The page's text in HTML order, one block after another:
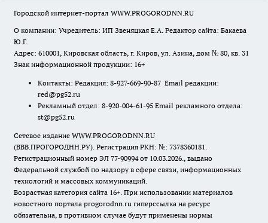
Городской интернет-портал WWW.PROGORODNN.RU
О компании: Учредитель: ИП Звеняцкая Е.А. Редактор сайта: Бакаева
Ю.Г.
Адрес: 610001, Кировская область, г. Киров, ул. Азина, дом № 80, кв. 31
Знак информационной продукции: 16+
Контакты: Редакция: 8-927-669-90-87 Email редакции:
red@pg52.ru
Рекламный отдел: 8-920-004-61-95 Email рекламного отдела:
st@pg52.ru
Сетевое издание WWW.PROGORODNN.RU
(ВВВ.ПРОГОРОДНН.РУ). Регистрация РКН: №: 7378360181.
Регистрационный номер ЭЛ 77-90994 от 10.03.2026., выдано
Федеральной службой по надзору в сфере связи, информационных
технологий и массовых коммуникаций.
Возрастная категория сайта 16+. При использовании материалов
новостного портала progorodnn.ru гиперссылка на ресурс
обязательна, в противном случае будут применены нормы